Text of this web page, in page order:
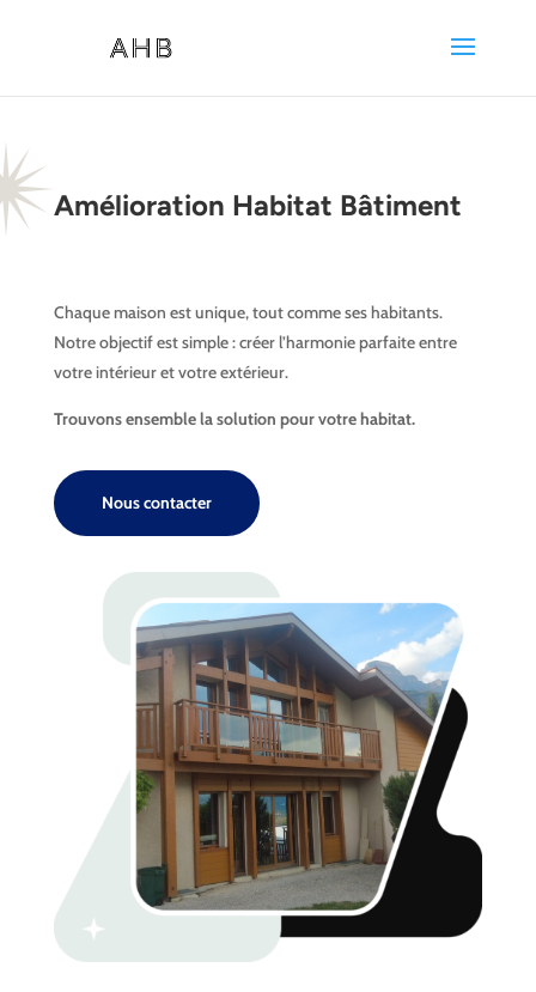
Amélioration Habitat Bâtiment
Chaque maison est unique, tout comme ses habitants.
Notre objectif est simple : créer l’harmonie parfaite entre
votre intérieur et votre extérieur.
Trouvons ensemble la solution pour votre habitat.
Nous contacter